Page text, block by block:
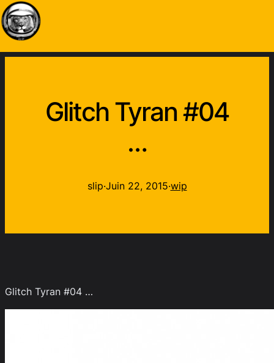
Glitch Tyran #04
…
slip·Juin 22, 2015·wip
Glitch Tyran #04 …